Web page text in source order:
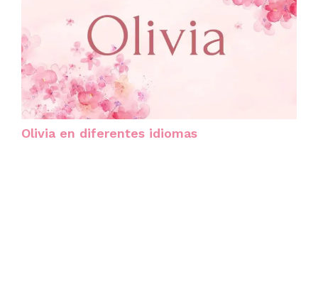
Olivia en diferentes idiomas